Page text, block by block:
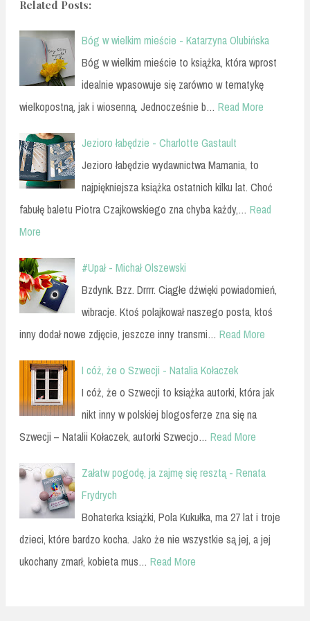
Related Posts:
Bóg w wielkim mieście - Katarzyna Olubińska
Bóg w wielkim mieście to książka, która wprost
idealnie wpasowuje się zarówno w tematykę
wielkopostną, jak i wiosenną. Jednocześnie b… Read More
Jezioro łabędzie - Charlotte Gastault
Jezioro łabędzie wydawnictwa Mamania, to
najpiękniejsza książka ostatnich kilku lat. Choć
fabułę baletu Piotra Czajkowskiego zna chyba każdy,… Read
More
#Upał - Michał Olszewski
Bzdynk. Bzz. Drrrr. Ciągłe dźwięki powiadomień,
wibracje. Ktoś polajkował naszego posta, ktoś
inny dodał nowe zdjęcie, jeszcze inny transmi… Read More
I cóż, że o Szwecji - Natalia Kołaczek
I cóż, że o Szwecji to książka autorki, która jak
nikt inny w polskiej blogosferze zna się na
Szwecji – Natalii Kołaczek, autorki Szwecjo… Read More
Załatw pogodę, ja zajmę się resztą - Renata
Frydrych
Bohaterka książki, Pola Kukułka, ma 27 lat i troje
dzieci, które bardzo kocha. Jako że nie wszystkie są jej, a jej
ukochany zmarł, kobieta mus… Read More